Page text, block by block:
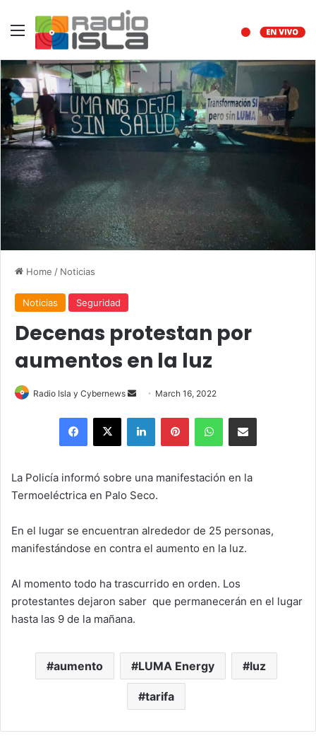
Menu
Home / Noticias
Noticias Seguridad
Decenas protestan por
aumentos en la luz
Radio Isla y Cybernews
Send
email
March 16, 2022
Facebook
X LinkedInPinterestWhatsAppShare via Email
La Policía informó sobre una manifestación en la
Termoeléctrica en Palo Seco.
En el lugar se encuentran alrededor de 25 personas,
manifestándose en contra el aumento en la luz.
Al momento todo ha trascurrido en orden. Los
protestantes dejaron saber que permanecerán en el lugar
hasta las 9 de la mañana.
aumento LUMA Energy luz
tarifa